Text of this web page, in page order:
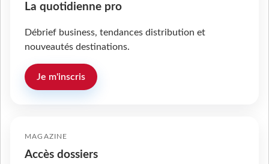
La quotidienne pro
Débrief business, tendances distribution et
nouveautés destinations.
Je m'inscris
MAGAZINE
Accès dossiers